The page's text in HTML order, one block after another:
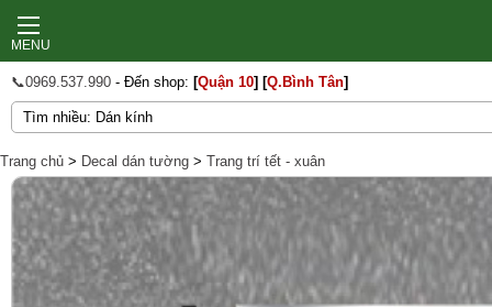
MENU
📞0969.537.990 - Đến shop: [Quận 10] [Q.Bình Tân]
Trang chủ > Decal dán tường > Trang trí tết - xuân